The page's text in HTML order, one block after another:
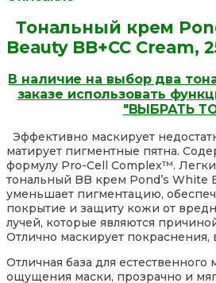
Тональный крем
Beauty BB+СС Cream,
В наличие на выбор два
заказе использовать
"ВЫБРАТЬ
Эффективно маскирует
матирует пигментные пятна.
формулу Pro-Cell Complex™.
тональный BB крем Pond’s White
уменьшает пигментацию,
покрытие и защиту кожи от
лучей, которые являются
Отлично маскирует
Отличная база для естественного
ощущения маски, прозрачно и